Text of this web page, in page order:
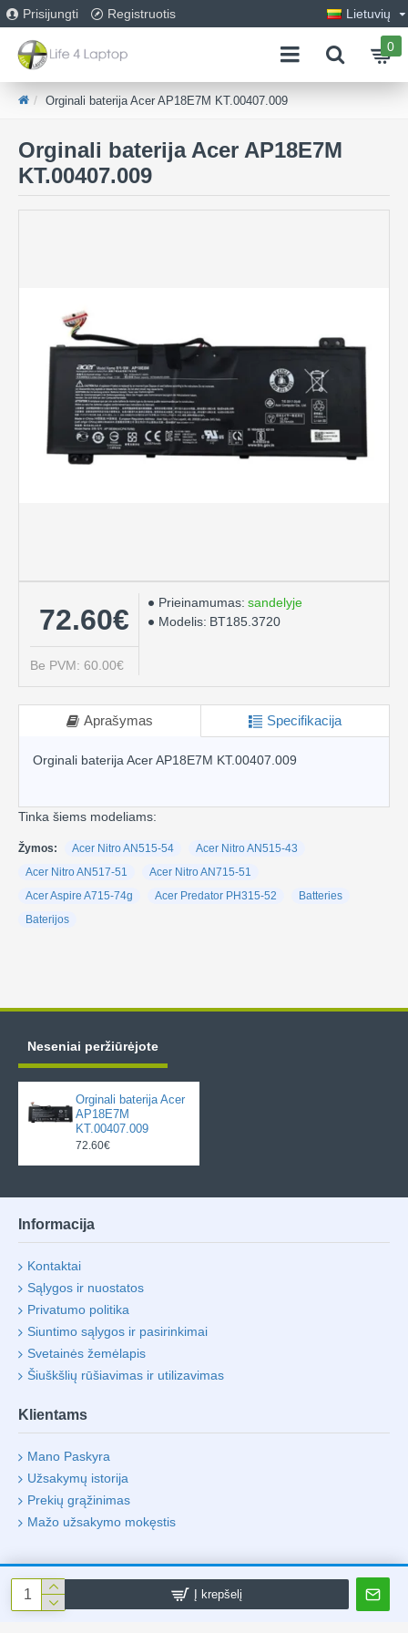
Prisijungti Registruotis Lietuvių
0
Orginali baterija Acer AP18E7M KT.00407.009
Orginali baterija Acer AP18E7M
KT.00407.009
72.60€
Be PVM: 60.00€
Prieinamumas: sandelyje
Modelis: BT185.3720
Į krepšelį
Aprašymas Specifikacija
Orginali baterija Acer AP18E7M KT.00407.009
Tinka šiems modeliams:
Žymos: Acer Nitro AN515-54
Acer Nitro AN515-43
Acer Nitro AN517-51
Acer Nitro AN715-51
Acer Aspire A715-74g
Acer Predator PH315-52
Batteries
Baterijos
Neseniai peržiūrėjote
Orginali baterija Acer
AP18E7M
KT.00407.009
72.60€
Informacija
Kontaktai
Sąlygos ir nuostatos
Privatumo politika
Siuntimo sąlygos ir pasirinkimai
Svetainės žemėlapis
Šiuškšlių rūšiavimas ir utilizavimas
Klientams
Mano Paskyra
Užsakymų istorija
Prekių grąžinimas
Mažo užsakymo mokęstis
Visos Teisės Saugomos UAB "Life 4 Laptop"